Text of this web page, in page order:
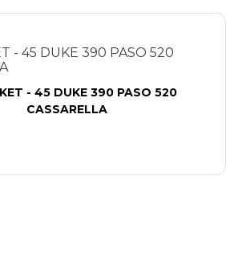
- 45 DUKE 390 PASO 520
CASSARELLA